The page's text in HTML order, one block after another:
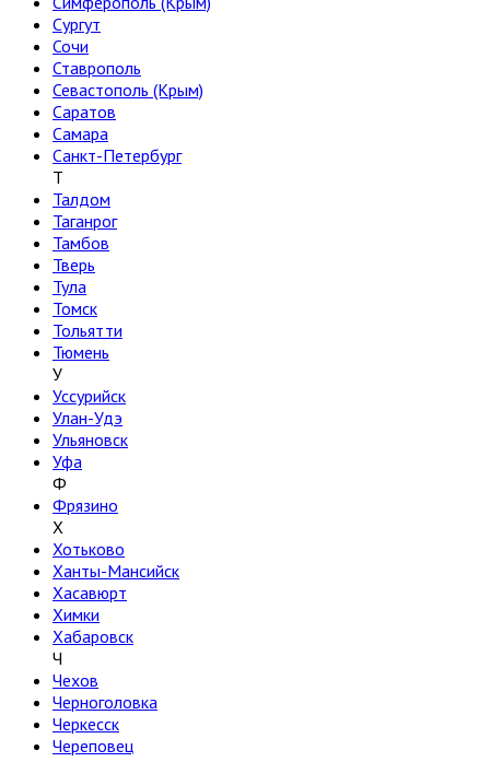
Сургут
Сочи
Ставрополь
Севастополь (Крым)
Саратов
Самара
Санкт-Петербург
Т
Талдом
Таганрог
Тамбов
Тверь
Тула
Томск
Тольятти
Тюмень
У
Уссурийск
Улан-Удэ
Ульяновск
Уфа
Ф
Фрязино
Х
Хотьково
Ханты-Мансийск
Хасавюрт
Химки
Хабаровск
Ч
Чехов
Черноголовка
Черкесск
Череповец